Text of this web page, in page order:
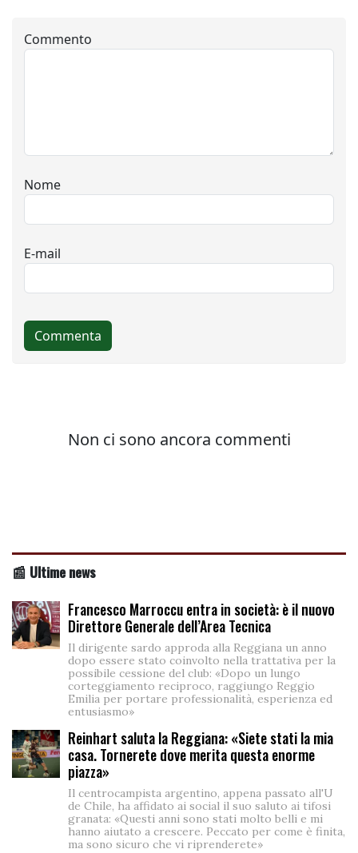
📰 Ultime news
Francesco Marroccu entra in società: è il nuovo
Direttore Generale dell’Area Tecnica
Il dirigente sardo approda alla Reggiana un anno
dopo essere stato coinvolto nella trattativa per la
possibile cessione del club: «Dopo un lungo
corteggiamento reciproco, raggiungo Reggio
Emilia per portare professionalità, esperienza ed
entusiasmo»
Reinhart saluta la Reggiana: «Siete stati la mia
casa. Tornerete dove merita questa enorme
piazza»
Il centrocampista argentino, appena passato all'U
de Chile, ha affidato ai social il suo saluto ai tifosi
granata: «Questi anni sono stati molto belli e mi
hanno aiutato a crescere. Peccato per come è finita,
ma sono sicuro che vi riprenderete»